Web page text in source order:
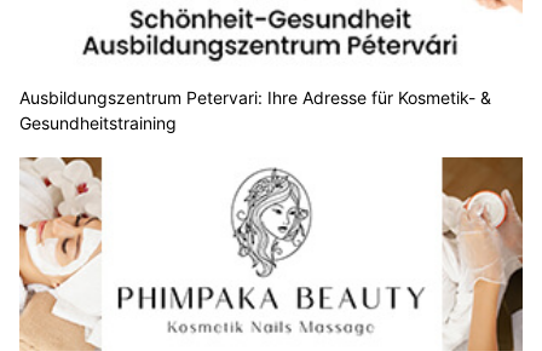
Ausbildungszentrum Petervari: Ihre Adresse für Kosmetik- &
Gesundheitstraining